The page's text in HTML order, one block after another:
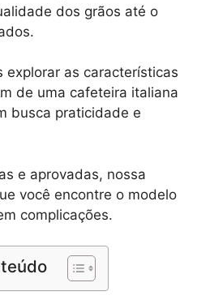
dos grãos até o
explorar as características
de uma cafeteira italiana
busca praticidade e
e aprovadas, nossa
você encontre o modelo
complicações.